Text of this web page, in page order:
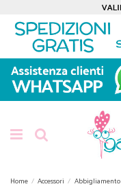
Home Accessori Abbigliamento